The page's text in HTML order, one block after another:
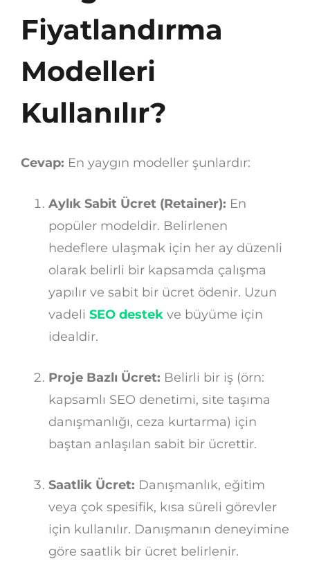
Fiyatlandırma
Modelleri
Kullanılır?
Cevap: En yaygın modeller şunlardır:
Aylık Sabit Ücret (Retainer): En
popüler modeldir. Belirlenen
hedeflere ulaşmak için her ay düzenli
olarak belirli bir kapsamda çalışma
yapılır ve sabit bir ücret ödenir. Uzun
vadeli SEO destek ve büyüme için
idealdir.
Proje Bazlı Ücret: Belirli bir iş (örn:
kapsamlı SEO denetimi, site taşıma
danışmanlığı, ceza kurtarma) için
baştan anlaşılan sabit bir ücrettir.
Saatlik Ücret: Danışmanlık, eğitim
veya çok spesifik, kısa süreli görevler
için kullanılır. Danışmanın deneyimine
göre saatlik bir ücret belirlenir.